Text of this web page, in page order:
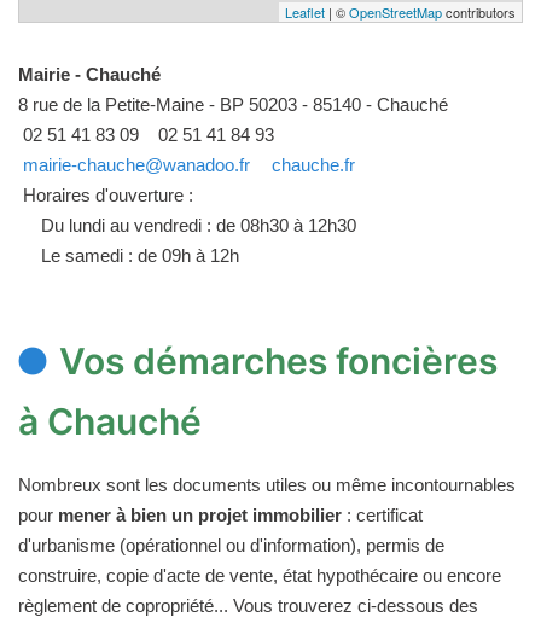
Leaflet | ©OpenStreetMapcontributors
Mairie - Chauché
8 rue de la Petite-Maine - BP 50203 - 85140 - Chauché
02 51 41 83 09
02 51 41 84 93
mairie-chauche@wanadoo.fr
chauche.fr
Horaires d'ouverture :
Du lundi au vendredi : de 08h30 à 12h30
Le samedi : de 09h à 12h
Vos démarches foncières
à Chauché
Nombreux sont les documents utiles ou même incontournables
pour mener à bien un projet immobilier : certificat
d'urbanisme (opérationnel ou d'information), permis de
construire, copie d'acte de vente, état hypothécaire ou encore
règlement de copropriété... Vous trouverez ci-dessous des